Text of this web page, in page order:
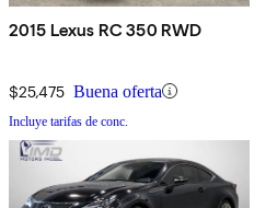
2015 Lexus RC 350 RWD
$25,475 Buena oferta
Incluye tarifas de conc.